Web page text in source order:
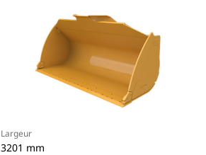
Largeur
3201 mm